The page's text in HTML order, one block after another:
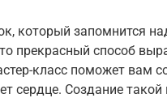
который запомнится
прекрасный способ
класс поможет вам
сердце. Создание